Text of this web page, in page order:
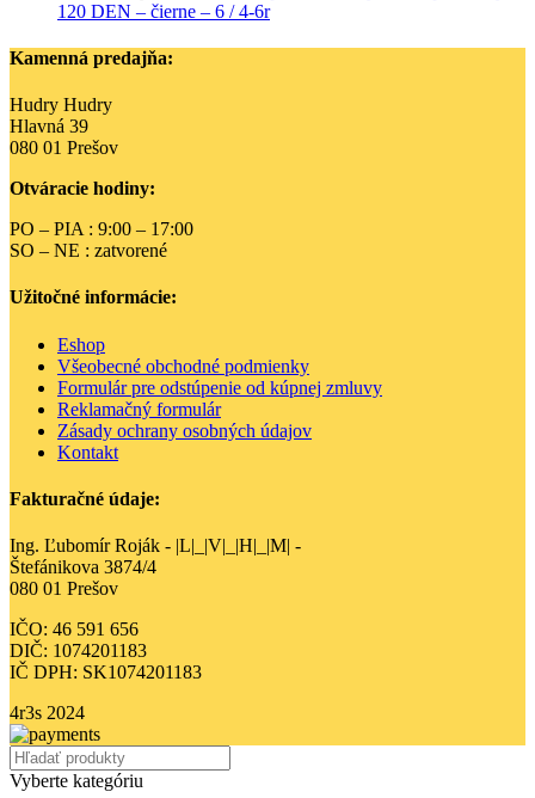
120 DEN – čierne – 6 / 4-6r
Kamenná predajňa:
Hudry Hudry
Hlavná 39
080 01 Prešov
Otváracie hodiny:
PO – PIA : 9:00 – 17:00
SO – NE : zatvorené
Užitočné informácie:
Eshop
Všeobecné obchodné podmienky
Formulár pre odstúpenie od kúpnej zmluvy
Reklamačný formulár
Zásady ochrany osobných údajov
Kontakt
Fakturačné údaje:
Ing. Ľubomír Roják - |L|_|V|_|H|_|M| -
Štefánikova 3874/4
080 01 Prešov
IČO: 46 591 656
DIČ: 1074201183
IČ DPH: SK1074201183
4r3s 2024
Vyberte kategóriu